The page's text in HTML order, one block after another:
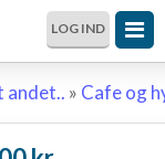
LOG IND
andet.. » Cafe og